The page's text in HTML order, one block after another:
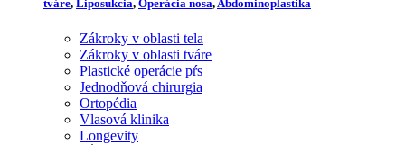
tváre, Liposukcia, Operácia nosa,Abdominoplastika
Zákroky v oblasti tela
Zákroky v oblasti tváre
Plastické operácie pŕs
Jednodňová chirurgia
Ortopédia
Vlasová klinika
Longevity